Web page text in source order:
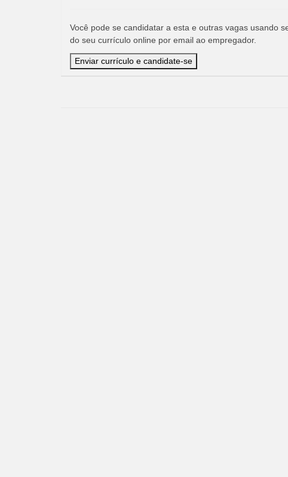
Você pode se candidatar a esta e outras vagas usando
do seu currículo online por email ao empregador.